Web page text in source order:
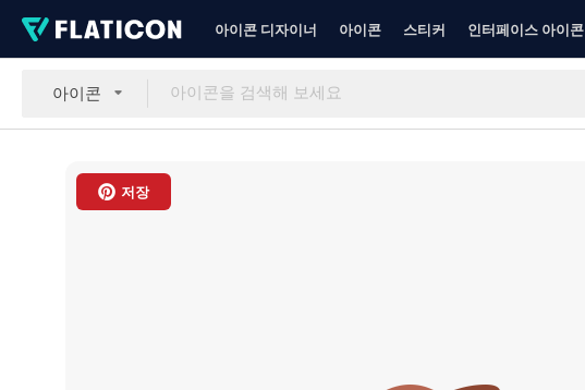
아이콘 디자이너 아이콘 스티커 인터페이스 아이콘
아이콘
저장